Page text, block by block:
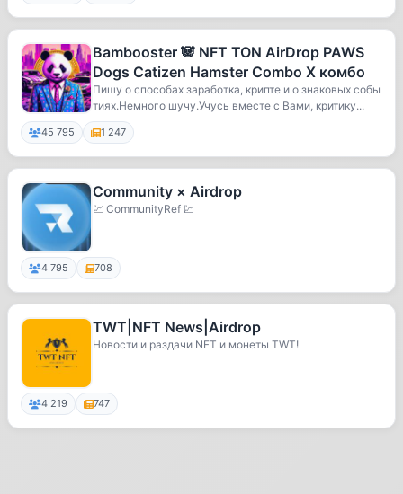
Bambooster 🐼 NFT TON AirDrop PAWS
Dogs Catizen Hamster Combo X комбо
Пишу о способах заработка, крипте и о знаковых собы
тиях.Немного шучу.Учусь вместе с Вами, критику...
45 795 1 247
Community × Airdrop
💹 CommunityRef 💹
4 795 708
TWT|NFT News|Airdrop
Новости и раздачи NFT и монеты TWT!
4 219 747